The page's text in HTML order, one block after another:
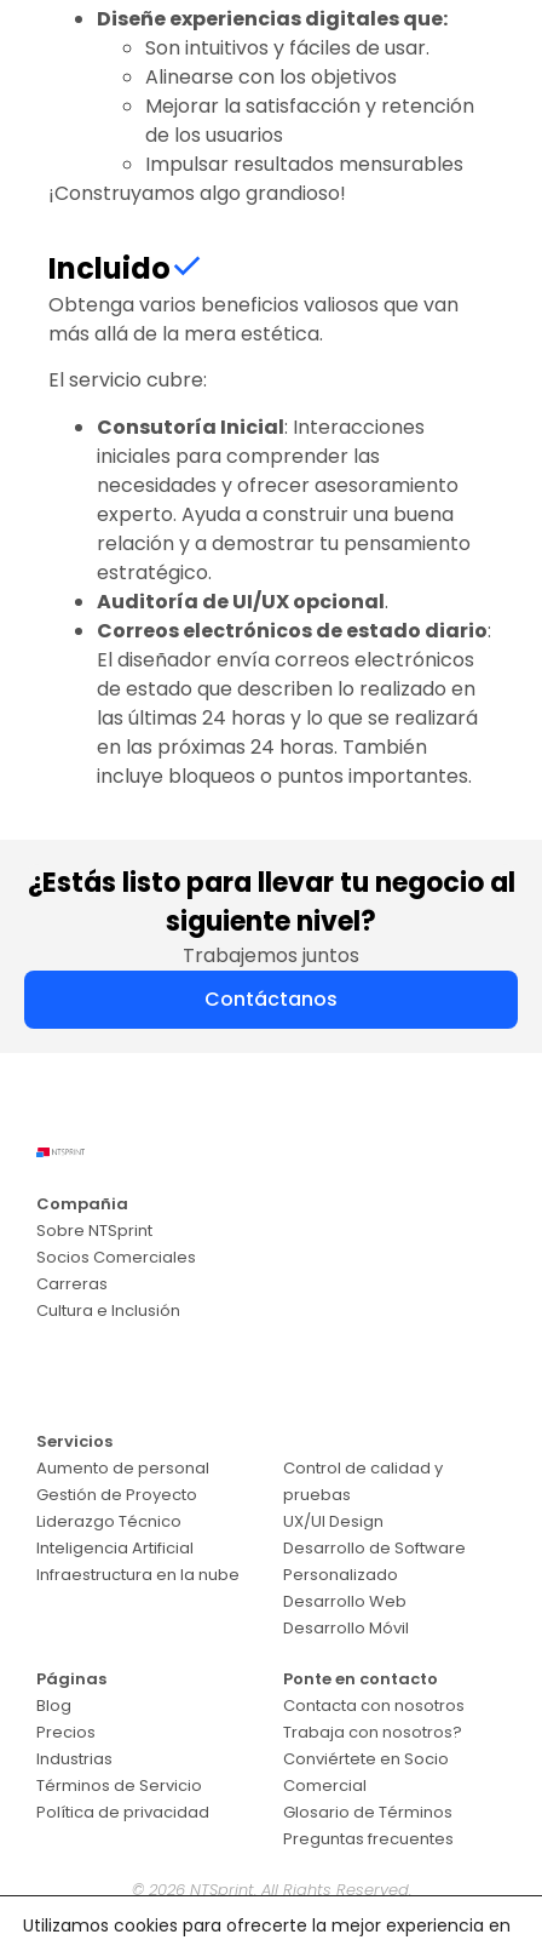
Diseñe experiencias digitales que:
Son intuitivos y fáciles de usar.
Alinearse con los objetivos
Mejorar la satisfacción y retención
de los usuarios
Impulsar resultados mensurables
¡Construyamos algo grandioso!
Incluido
Obtenga varios beneficios valiosos que van
más allá de la mera estética.
El servicio cubre:
Consutoría Inicial: Interacciones
iniciales para comprender las
necesidades y ofrecer asesoramiento
experto. Ayuda a construir una buena
relación y a demostrar tu pensamiento
estratégico.
Auditoría de UI/UX opcional.
Correos electrónicos de estado diario:
El diseñador envía correos electrónicos
de estado que describen lo realizado en
las últimas 24 horas y lo que se realizará
en las próximas 24 horas. También
incluye bloqueos o puntos importantes.
Contáctanos
¿Estás listo para llevar tu negocio al
siguiente nivel?
Trabajemos juntos
Compañia
Sobre NTSprint
Socios Comerciales
Carreras
Cultura e Inclusión
Servicios
Aumento de personal
Gestión de Proyecto
Liderazgo Técnico
Inteligencia Artificial
Infraestructura en la nube
Control de calidad y
pruebas
UX/UI Design
Desarrollo de Software
Personalizado
Desarrollo Web
Desarrollo Móvil
Páginas
Blog
Precios
Industrias
Términos de Servicio
Política de privacidad
Ponte en contacto
Contacta con nosotros
Trabaja con nosotros?
Conviértete en Socio
Comercial
Glosario de Términos
Preguntas frecuentes
© 2026 NTSprint. All Rights Reserved.
Utilizamos cookies para ofrecerte la mejor experiencia en